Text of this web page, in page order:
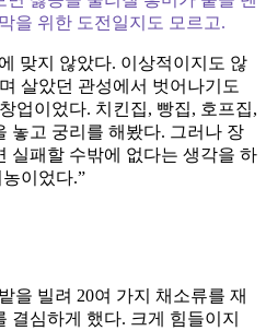
을 위한 도전일지도 모르고.
맞지 않았다. 이상적이지도 않
살았던 관성에서 벗어나기도
업이었다. 치킨집, 빵집, 호프집,
놓고 궁리를 해봤다. 그러나 장
실패할 수밖에 없다는 생각을 하
이었다.”
을 빌려 20여 가지 채소류를 재
결심하게 했다. 크게 힘들이지